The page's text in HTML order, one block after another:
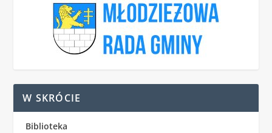
W SKRÓCIE
Biblioteka